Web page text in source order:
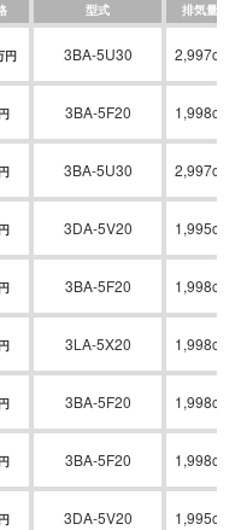
運転支援システムによる渋滞時
など、テクノロジー面の向上が
型式 排気量
円 3BA-5U30 2,997cc
3BA-5F20 1,998cc
3BA-5U30 2,997cc
3DA-5V20 1,995cc
3BA-5F20 1,998cc
3LA-5X20 1,998cc
3BA-5F20 1,998cc
3BA-5F20 1,998cc
3DA-5V20 1,995cc